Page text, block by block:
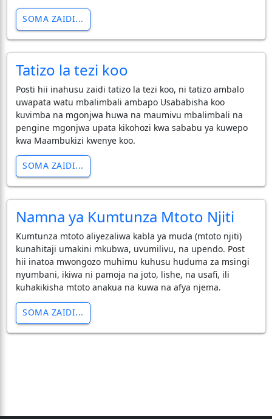
SOMA ZAIDI...
Tatizo la tezi koo
Posti hii inahusu zaidi tatizo la tezi koo, ni tatizo ambalo
uwapata watu mbalimbali ambapo Usababisha koo
kuvimba na mgonjwa huwa na maumivu mbalimbali na
pengine mgonjwa upata kikohozi kwa sababu ya kuwepo
kwa Maambukizi kwenye koo.
SOMA ZAIDI...
Namna ya Kumtunza Mtoto Njiti
​Kumtunza mtoto aliyezaliwa kabla ya muda (mtoto njiti)
kunahitaji umakini mkubwa, uvumilivu, na upendo. Post
hii inatoa mwongozo muhimu kuhusu huduma za msingi
nyumbani, ikiwa ni pamoja na joto, lishe, na usafi, ili
kuhakikisha mtoto anakua na kuwa na afya njema.
SOMA ZAIDI...